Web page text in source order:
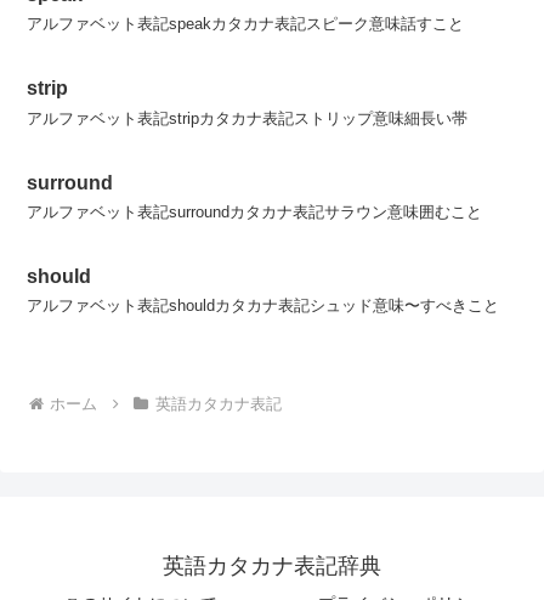
アルファベット表記speakカタカナ表記スピーク意味話すこと
strip
アルファベット表記stripカタカナ表記ストリップ意味細長い帯
surround
アルファベット表記surroundカタカナ表記サラウン意味囲むこと
should
アルファベット表記shouldカタカナ表記シュッド意味〜すべきこと
ホーム 英語カタカナ表記
英語カタカナ表記辞典